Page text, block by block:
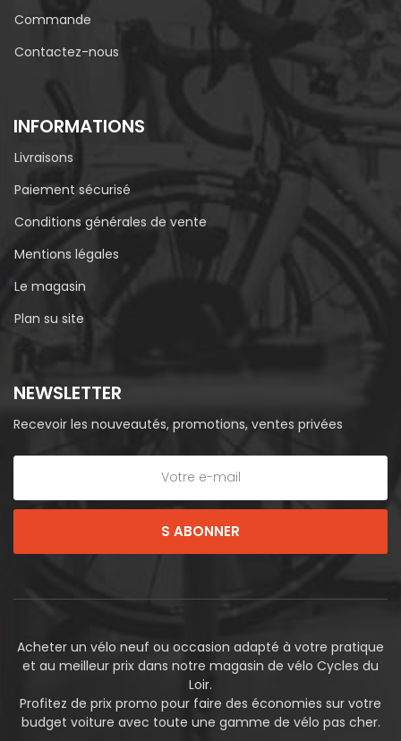
Commande
Contactez-nous
INFORMATIONS
Livraisons
Paiement sécurisé
Conditions générales de vente
Mentions légales
Le magasin
Plan su site
NEWSLETTER
Recevoir les nouveautés, promotions, ventes privées
S ABONNER
Acheter un vélo neuf ou occasion adapté à votre pratique
et au meilleur prix dans notre magasin de vélo Cycles du
Loir.
Profitez de prix promo pour faire des économies sur votre
budget voiture avec toute une gamme de vélo pas cher.